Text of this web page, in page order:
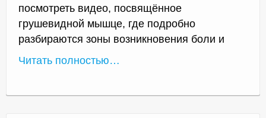
посмотреть видео, посвящённое
грушевидной мышце, где подробно
разбираются зоны возникновения боли и
Читать полностью…